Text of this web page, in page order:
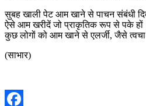
सुबह खाली पेट आम खाने से पाचन संबंधी
ऐसे आम खरीदें जो प्राकृतिक रूप से पके
कुछ लोगों को आम खाने से एलर्जी, जैसे
(साभार)